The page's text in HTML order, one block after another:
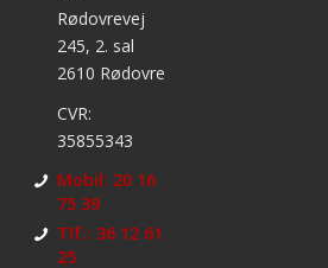
Rødovrevej
245, 2. sal
2610 Rødovre
CVR:
35855343
Mobil: 20 16
75 39
Tlf.: 36 12 61
25